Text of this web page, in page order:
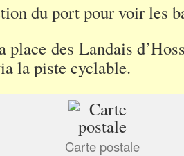
du port pour voir les
place des Landais
la piste cyclable.
Carte postale